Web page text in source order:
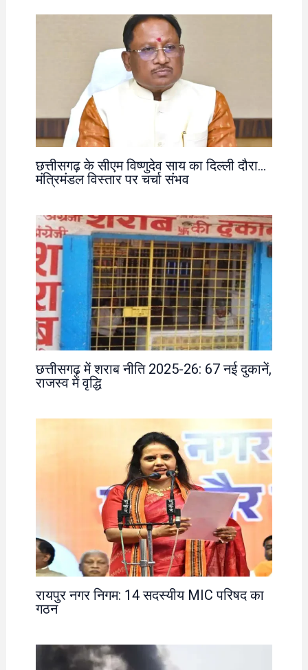
छत्तीसगढ़ के सीएम विष्णुदेव साय का दिल्ली दौरा…
मंत्रिमंडल विस्तार पर चर्चा संभव
छत्तीसगढ़ में शराब नीति 2025-26: 67 नई दुकानें,
राजस्व में वृद्धि
रायपुर नगर निगम: 14 सदस्यीय MIC परिषद का
गठन